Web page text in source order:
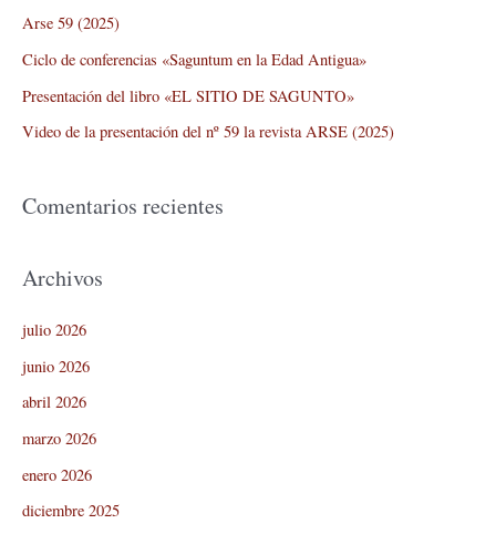
p
Arse 59 (2025)
Ciclo de conferencias «Saguntum en la Edad Antigua»
Presentación del libro «EL SITIO DE SAGUNTO»
Video de la presentación del nº 59 la revista ARSE (2025)
Comentarios recientes
Archivos
julio 2026
junio 2026
abril 2026
marzo 2026
enero 2026
diciembre 2025